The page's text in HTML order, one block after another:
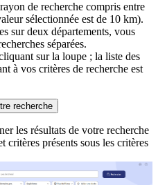
de recherche compris entre
sélectionnée est de 10 km).
sur deux départements, vous
séparées.
sur la loupe ; la liste des
à vos critères de recherche est
recherche
les résultats de votre recherche
critères présents sous les critères